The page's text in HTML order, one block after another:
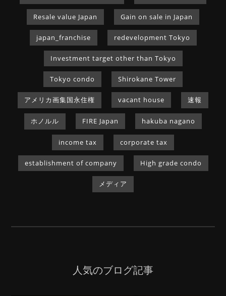
Resale value Japan Gain on sale in Japan
japan_franchise redevelopment Tokyo
Investment target other than Tokyo
Tokyo condo Shirokane Tower
アメリカ画集国永住権 vacant house 速報
ホノルル FIRE Japan hakuba nagano
income tax corporate tax
establishment of company High grade condo
メディア
人気のブログ記事